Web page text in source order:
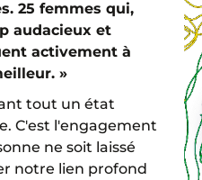
25 femmes qui,
audacieux et
activement à
»
tout un état
C'est l'engagement
ne soit laissé
notre lien profond